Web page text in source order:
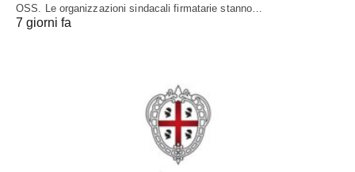
OSS. Le organizzazioni sindacali firmatarie stanno…
7 giorni fa